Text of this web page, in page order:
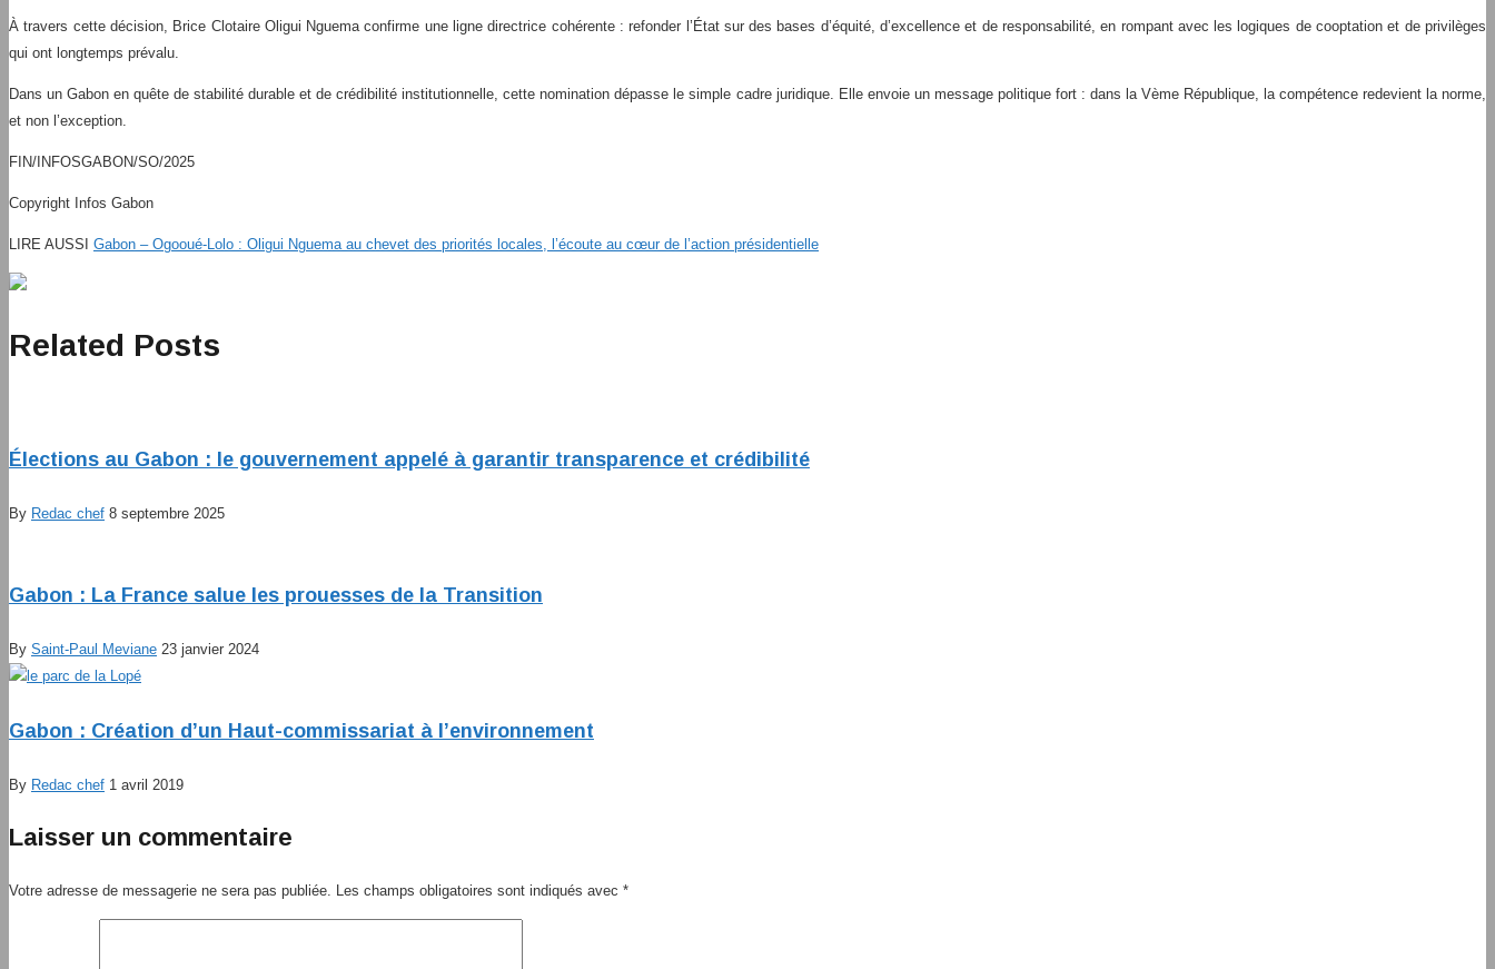
À travers cette décision, Brice Clotaire Oligui Nguema confirme une ligne directrice cohérente : refonder l’État sur des bases d’équité, d’excellence et de responsabilité, en rompant avec les logiques de cooptation et de privilèges
qui ont longtemps prévalu.
Dans un Gabon en quête de stabilité durable et de crédibilité institutionnelle, cette nomination dépasse le simple cadre juridique. Elle envoie un message politique fort : dans la Vème République, la compétence redevient la norme,
et non l’exception.
FIN/INFOSGABON/SO/2025
Copyright Infos Gabon
LIRE AUSSI Gabon – Ogooué-Lolo : Oligui Nguema au chevet des priorités locales, l’écoute au cœur de l’action présidentielle
Related Posts
Élections au Gabon : le gouvernement appelé à garantir transparence et crédibilité
By Redac chef 8 septembre 2025
Gabon : La France salue les prouesses de la Transition
By Saint-Paul Meviane 23 janvier 2024
Gabon : Création d’un Haut-commissariat à l’environnement
By Redac chef 1 avril 2019
Laisser un commentaire
Votre adresse de messagerie ne sera pas publiée. Les champs obligatoires sont indiqués avec *